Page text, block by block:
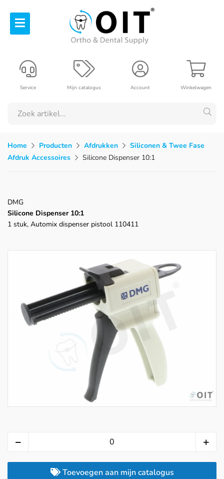
Winkelwagen
Account
Mijn catalogus
Service
Home Producten Afdrukken
Siliconen & Twee Fase
Afdruk Accessoires
Silicone Dispenser 10:1
DMG
Silicone Dispenser 10:1
1 stuk, Automix dispenser pistool 110411
Toevoegen aan mijn catalogus